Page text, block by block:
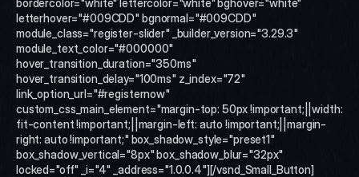
bordercolor="white" lettercolor="white" bghover="white"
letterhover="#009CDD" bgnormal="#009CDD"
module_class="register-slider" _builder_version="3.29.3"
module_text_color="#000000"
hover_transition_duration="350ms"
hover_transition_delay="100ms" z_index="72"
link_option_url="#registernow"
custom_css_main_element="margin-top: 50px !important;||width:
fit-content !important;||margin-left: auto !important;||margin-
right: auto !important;" box_shadow_style="preset1"
box_shadow_vertical="8px" box_shadow_blur="32px"
locked="off" _i="4" _address="1.0.0.4"][/vsnd_Small_Button]